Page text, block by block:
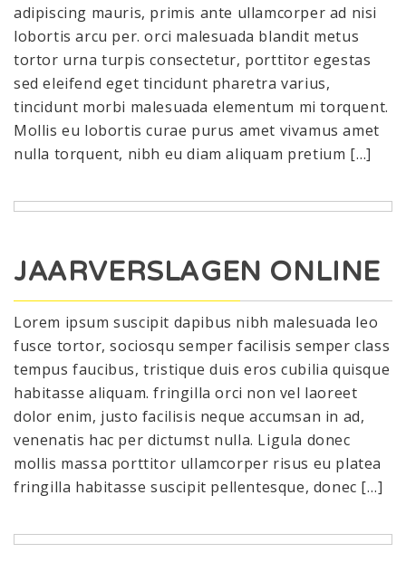
adipiscing mauris, primis ante ullamcorper ad nisi
lobortis arcu per. orci malesuada blandit metus
tortor urna turpis consectetur, porttitor egestas
sed eleifend eget tincidunt pharetra varius,
tincidunt morbi malesuada elementum mi torquent.
Mollis eu lobortis curae purus amet vivamus amet
nulla torquent, nibh eu diam aliquam pretium […]
JAARVERSLAGEN ONLINE
Lorem ipsum suscipit dapibus nibh malesuada leo
fusce tortor, sociosqu semper facilisis semper class
tempus faucibus, tristique duis eros cubilia quisque
habitasse aliquam. fringilla orci non vel laoreet
dolor enim, justo facilisis neque accumsan in ad,
venenatis hac per dictumst nulla. Ligula donec
mollis massa porttitor ullamcorper risus eu platea
fringilla habitasse suscipit pellentesque, donec […]